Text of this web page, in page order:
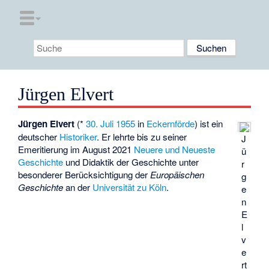
Jürgen Elvert
J
ü
r
g
e
n
E
l
v
e
rt
Jürgen Elvert (*30. Juli 1955 in Eckernförde) ist ein
deutscher Historiker. Er lehrte bis zu seiner
Emeritierung im August 2021 Neuere und Neueste
Geschichte und Didaktik der Geschichte unter
besonderer Berücksichtigung derEuropäischen
Geschichtean der Universität zu Köln.